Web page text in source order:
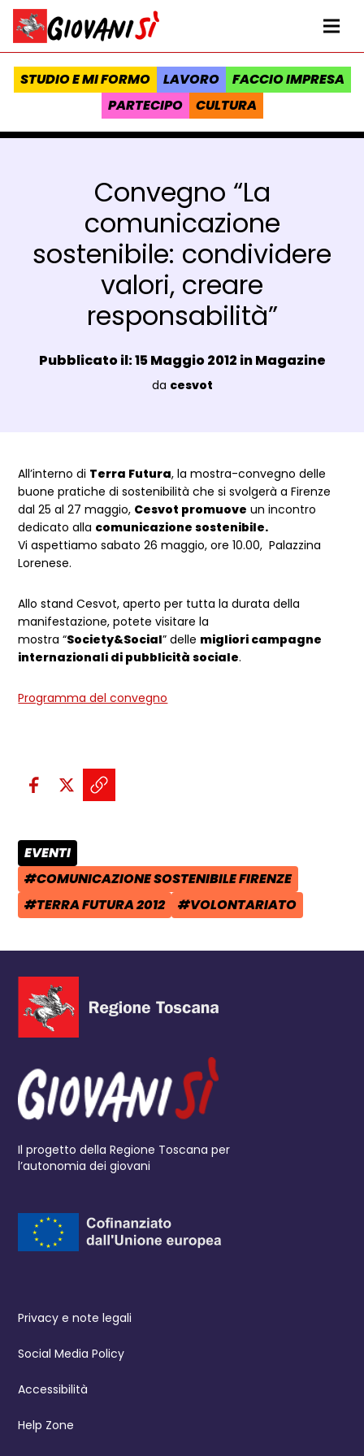
Vai al contenuto
Homepage Giovanisì - Progetto della Regione Toscana
STUDIO E MI FORMO LAVORO
FACCIO IMPRESA
PARTECIPO
CULTURA
Convegno “La
comunicazione
sostenibile: condividere
valori, creare
responsabilità”
Data e ora:
Pubblicato il: 15 Maggio 2012 inMagazine
Luogo:
da cesvot
Dettagli Post Magazine
All’interno di Terra Futura, la mostra-convegno delle
buone pratiche di sostenibilità che si svolgerà a Firenze
dal 25 al 27 maggio, Cesvot promuove un incontro
dedicato alla comunicazione sostenibile.
Vi aspettiamo sabato 26 maggio, ore 10.00, Palazzina
Lorenese.
Allo stand Cesvot, aperto per tutta la durata della
manifestazione, potete visitare la
mostra “Society&Social” delle migliori campagne
internazionali di pubblicità sociale.
Programma del convegno
Condividi sui social:
Condividi su Facebook - apre
Condividi su X - apre una
Copia il link e condividi -
CATEGORIA POST:
EVENTI
TAG:
#COMUNICAZIONE SOSTENIBILE FIRENZE
TAG:
#TERRA FUTURA 2012 TAG:
#VOLONTARIATO
Il progetto della Regione Toscana per
l’autonomia dei giovani
Privacy e note legali
Social Media Policy
Accessibilità
Help Zone